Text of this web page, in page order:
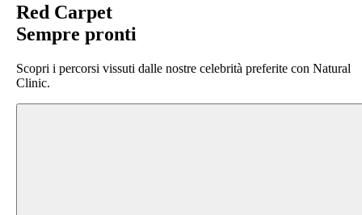
Red Carpet
Sempre pronti
Scopri i percorsi vissuti dalle nostre celebrità preferite con Natural
Clinic.